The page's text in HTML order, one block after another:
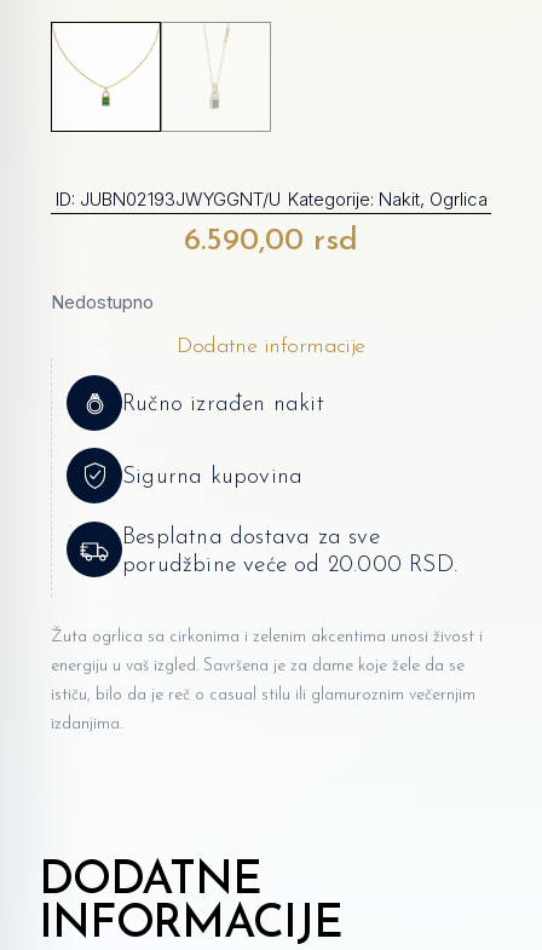
ID: JUBN02193JWYGGNT/U Kategorije: Nakit, Ogrlica
6.590,00 rsd
Nedostupno
Dodatne informacije
Ručno izrađen nakit
Sigurna kupovina
Besplatna dostava za sve
porudžbine veće od 20.000 RSD.
Žuta ogrlica sa cirkonima i zelenim akcentima unosi živost i
energiju u vaš izgled. Savršena je za dame koje žele da se
ističu, bilo da je reč o casual stilu ili glamuroznim večernjim
izdanjima.
DODATNE
INFORMACIJE